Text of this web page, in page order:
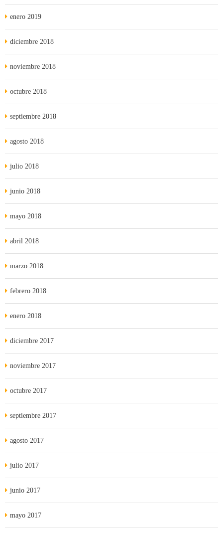
enero 2019
diciembre 2018
noviembre 2018
octubre 2018
septiembre 2018
agosto 2018
julio 2018
junio 2018
mayo 2018
abril 2018
marzo 2018
febrero 2018
enero 2018
diciembre 2017
noviembre 2017
octubre 2017
septiembre 2017
agosto 2017
julio 2017
junio 2017
mayo 2017